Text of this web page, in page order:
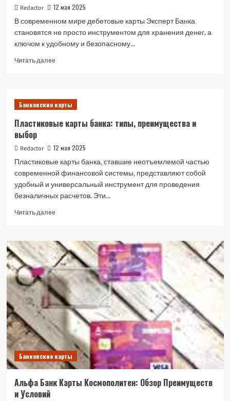
Redactor
12 мая 2025
В современном мире дебетовые карты Эксперт Банка
становятся не просто инструментом для хранения денег, а
ключом к удобному и безопасному...
Читать далееПрочитать
карты
Эксперт
Ваш
к
независимости
Банковские карты
Пластиковые карты банка: типы, преимущества и
выбор
Redactor
12 мая 2025
Пластиковые карты банка‚ ставшие неотъемлемой частью
современной финансовой системы‚ представляют собой
удобный и универсальный инструмент для проведения
безналичных расчетов. Эти...
Читать далееПрочитать
Пластиковые
карты
банка:
типы,
преимущества
и
выбор
Банковские карты
Альфа Банк Карты Космополитен: Обзор Преимуществ
и Условий